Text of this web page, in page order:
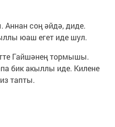
соң әйдә, диде.
юаш егет иде шул.
Гайшәнең тормышы.
бик акыллы иде. Килене
тапты.